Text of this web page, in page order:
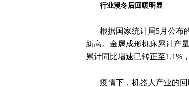
行业漫冬后回暖明显
根据国家统计局5月公布
新高。金属成形机床累计产
累计同比增速已转正至1.1%
疫情下，机器人产业的